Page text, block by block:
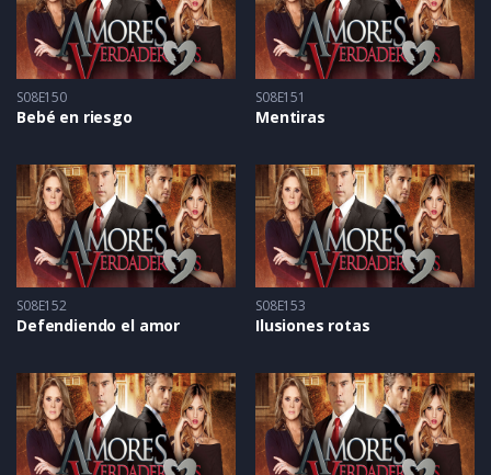
S08E150
Bebé en riesgo
S08E151
Mentiras
S08E152
Defendiendo el amor
S08E153
Ilusiones rotas